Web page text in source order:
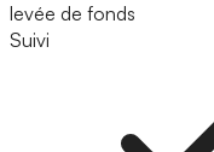
levée de fonds
Suivi